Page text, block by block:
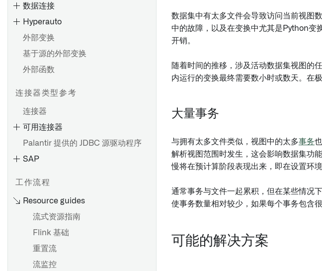
数据连接
设置直接连接
设置代理
份验证
设置数据源
Hyperauto
HyperAuto V1 概述
开始使用 HyperAuto V1
数据源探索
SDDI 控制台
配置参考
从 HyperAuto V1 迁移到 V2
外部变换
基于源的外部变换
外部函数
连接器类型参考
连接器
可用连接器
Palantir 提供的 JDBC 源驱动程序
SAP
SAP 附加组件的安装
工作流程
Resource guides
流式资源指南
Flink 基础
重置流
流监控
数据集中有太多文件会导致访问当前视图
中的故障，以及在变换中尤其是Python变
开销。
随着时间的推移，涉及活动数据集视图的
内运行的变换最终需要数小时或数天。在
大量事务
与拥有太多文件类似，视图中的太多事务
解析视图范围时发生，这会影响数据集功
慢将在预计算阶段表现出来，即在设置环
通常事务与文件一起累积，但在某些情况
使事务数量相对较少，如果每个事务包含
可能的解决方案